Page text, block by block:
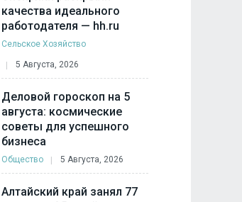
качества идеального
работодателя — hh.ru
Сельское Хозяйство
5 Августа, 2026
Деловой гороскоп на 5
августа: космические
советы для успешного
бизнеса
Общество 5 Августа, 2026
Алтайский край занял 77